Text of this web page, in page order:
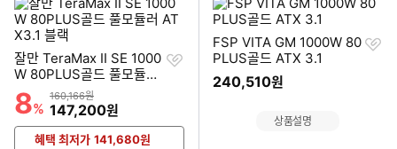
잘만 TeraMax II SE 1000
W 80PLUS골드 풀모듈러
ATX3.1 블랙
할인률
8%
상품금액
160,166원
할인금액
147,200원
찜
혜택 최저가 141,680원
FSP VITA GM 1000W 80
PLUS골드 ATX 3.1
240,510원
찜
상품설명